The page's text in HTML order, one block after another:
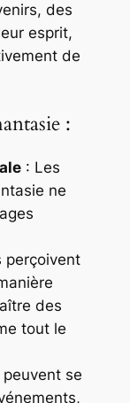
des
esprit,
de
:
: Les
ne
perçoivent
des
tout le
se